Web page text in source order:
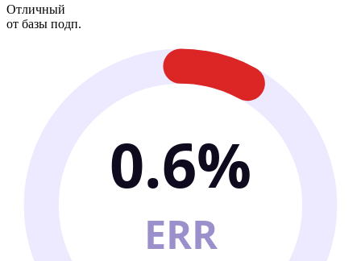
Отличный
от базы подп.
0.6%
ERR